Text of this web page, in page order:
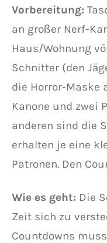
Vorbereitung:
an großer Nerf-
Haus/Wohnung
Schnitter (den
die Horror-Maske
Kanone und zwei
anderen sind die
erhalten je eine
Patronen. Den
Wie es geht: Die
Zeit sich zu
Countdowns